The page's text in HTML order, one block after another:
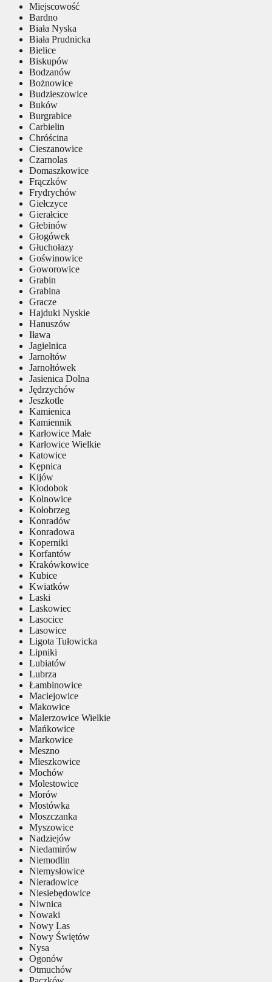
Miejscowość
Bardno
Biała Nyska
Biała Prudnicka
Bielice
Biskupów
Bodzanów
Bożnowice
Budzieszowice
Buków
Burgrabice
Carbielin
Chróścina
Cieszanowice
Czarnolas
Domaszkowice
Frączków
Frydrychów
Giełczyce
Gierałcice
Głebinów
Głogówek
Głuchołazy
Goświnowice
Goworowice
Grabin
Grabina
Gracze
Hajduki Nyskie
Hanuszów
Iława
Jagielnica
Jarnołtów
Jarnołtówek
Jasienica Dolna
Jędrzychów
Jeszkotle
Kamienica
Kamiennik
Karłowice Małe
Karłowice Wielkie
Katowice
Kępnica
Kijów
Kłodobok
Kolnowice
Kołobrzeg
Konradów
Konradowa
Koperniki
Korfantów
Krakówkowice
Kubice
Kwiatków
Laski
Laskowiec
Lasocice
Lasowice
Ligota Tułowicka
Lipniki
Lubiatów
Lubrza
Łambinowice
Maciejowice
Makowice
Malerzowice Wielkie
Mańkowice
Markowice
Meszno
Mieszkowice
Mochów
Molestowice
Morów
Mostówka
Moszczanka
Myszowice
Nadziejów
Niedamirów
Niemodlin
Niemysłowice
Nieradowice
Niesiebędowice
Niwnica
Nowaki
Nowy Las
Nowy Świętów
Nysa
Ogonów
Otmuchów